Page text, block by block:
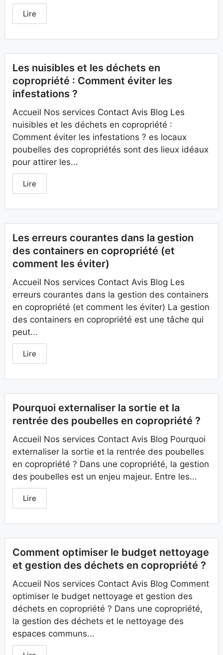
Lire
Les nuisibles et les déchets en
copropriété : Comment éviter les
infestations ?
Accueil Nos services Contact Avis Blog Les
nuisibles et les déchets en copropriété :
Comment éviter les infestations ? es locaux
poubelles des copropriétés sont des lieux idéaux
pour attirer les...
Lire
Les erreurs courantes dans la gestion
des containers en copropriété (et
comment les éviter)
Accueil Nos services Contact Avis Blog Les
erreurs courantes dans la gestion des containers
en copropriété (et comment les éviter) La gestion
des containers en copropriété est une tâche qui
peut...
Lire
Pourquoi externaliser la sortie et la
rentrée des poubelles en copropriété ?
Accueil Nos services Contact Avis Blog Pourquoi
externaliser la sortie et la rentrée des poubelles
en copropriété ? Dans une copropriété, la gestion
des poubelles est un enjeu majeur. Entre les...
Lire
Comment optimiser le budget nettoyage
et gestion des déchets en copropriété ?
Accueil Nos services Contact Avis Blog Comment
optimiser le budget nettoyage et gestion des
déchets en copropriété ? Dans une copropriété,
la gestion des déchets et le nettoyage des
espaces communs...